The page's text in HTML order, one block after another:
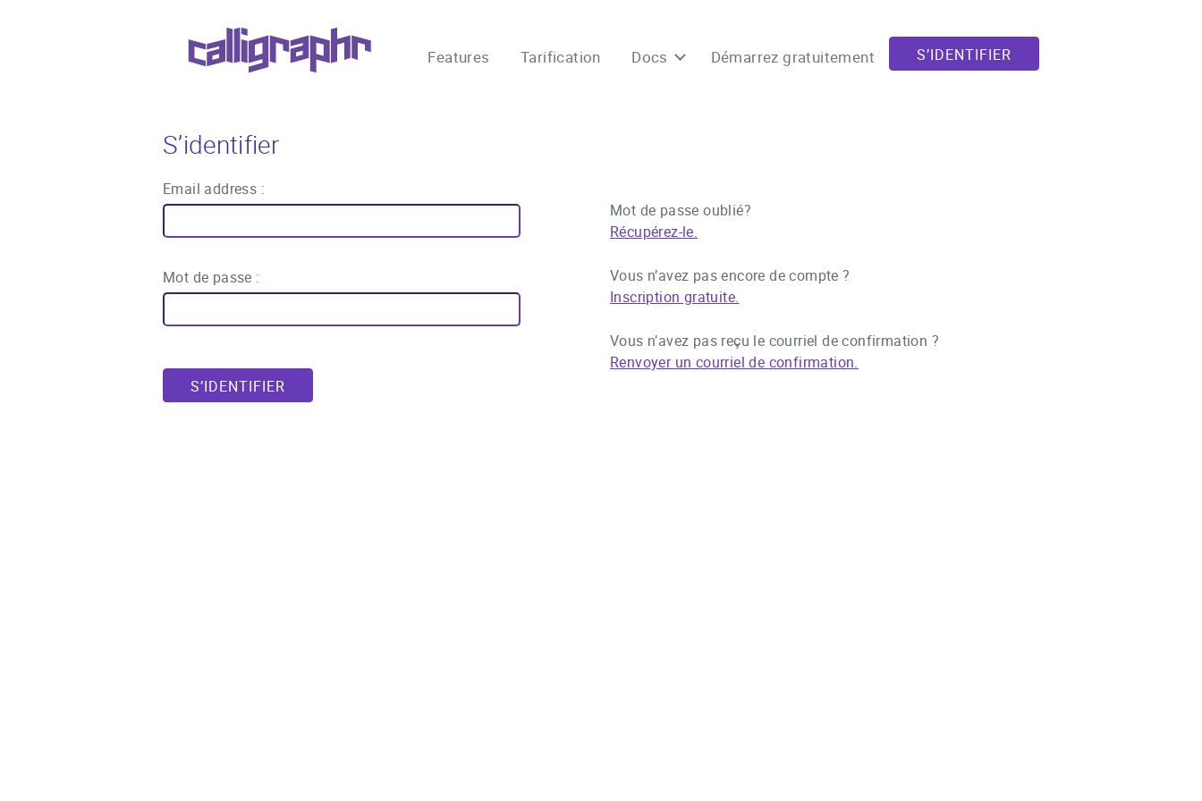
S’IDENTIFIER
Features Tarification Docs Démarrez gratuitement
S’identifier
Email address :
Mot de passe :
Mot de passe oublié?
Récupérez-le.
Vous n’avez pas encore de compte ?
Inscription gratuite.
Vous n’avez pas reçu le courriel de confirmation ?
Renvoyer un courriel de confirmation.